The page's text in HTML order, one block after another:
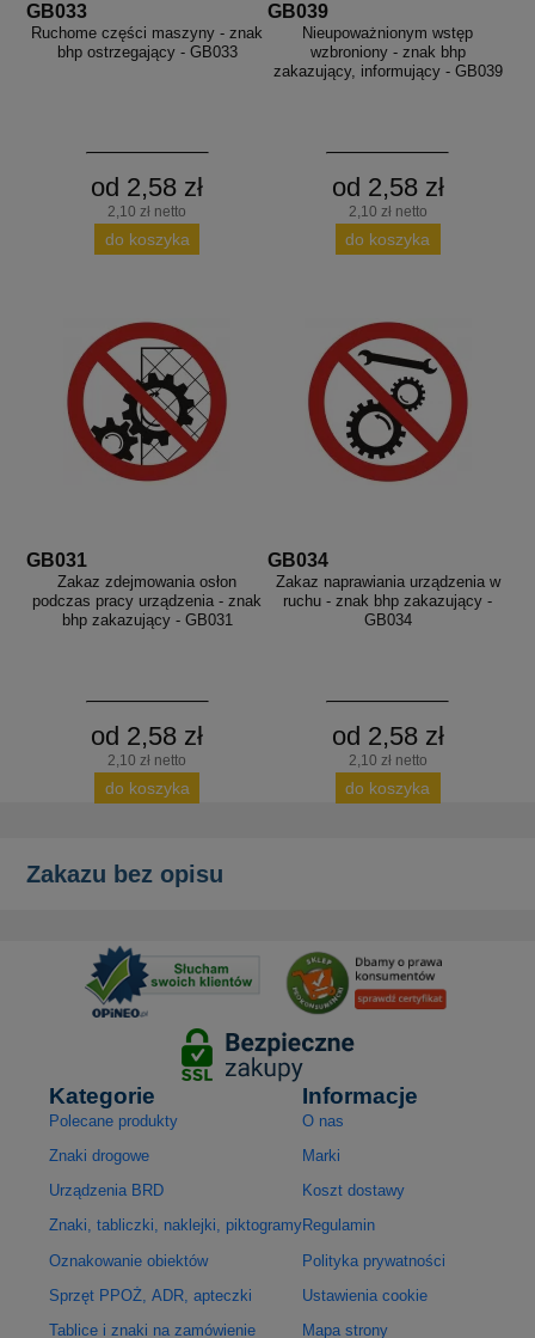
GB033
Ruchome części maszyny - znak
bhp ostrzegający - GB033
od 2,58 zł
2,10 zł netto
do koszyka
GB039
Nieupoważnionym wstęp
wzbroniony - znak bhp
zakazujący, informujący - GB039
od 2,58 zł
2,10 zł netto
do koszyka
GB031
Zakaz zdejmowania osłon
podczas pracy urządzenia - znak
bhp zakazujący - GB031
od 2,58 zł
2,10 zł netto
do koszyka
GB034
Zakaz naprawiania urządzenia w
ruchu - znak bhp zakazujący -
GB034
od 2,58 zł
2,10 zł netto
do koszyka
Zakazu bez opisu
Kategorie
Polecane produkty
Znaki drogowe
Urządzenia BRD
Znaki, tabliczki, naklejki, piktogramy
Oznakowanie obiektów
Sprzęt PPOŻ, ADR, apteczki
Tablice i znaki na zamówienie
Informacje
O nas
Marki
Koszt dostawy
Regulamin
Polityka prywatności
Ustawienia cookie
Mapa strony